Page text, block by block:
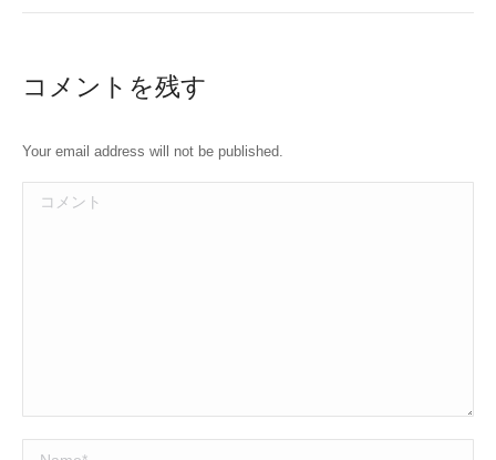
コメントを残す
Your email address will not be published.
コメント
Name *